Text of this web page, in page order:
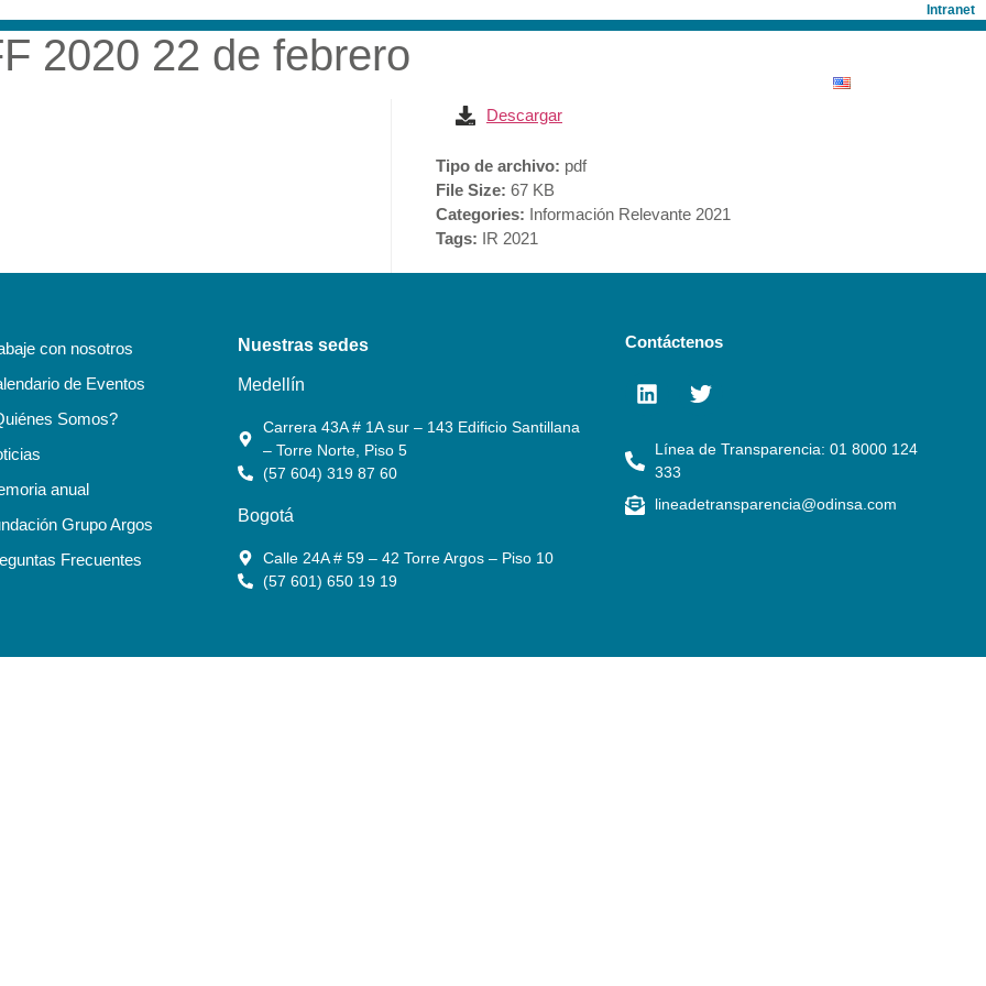
Intranet
2020 22 de febrero
Descargar
Tipo de archivo: pdf
File Size: 67 KB
Categories: Información Relevante 2021
Tags: IR 2021
con nosotros
de Eventos
Somos?
anual
Grupo Argos
Frecuentes
Nuestras sedes
Medellín
Carrera 43A # 1A sur – 143 Edificio Santillana
– Torre Norte, Piso 5
(57 604) 319 87 60
Bogotá
Calle 24A # 59 – 42 Torre Argos – Piso 10
(57 601) 650 19 19
Contáctenos
Línea de Transparencia: 01 8000 124
333
lineadetransparencia@odinsa.com